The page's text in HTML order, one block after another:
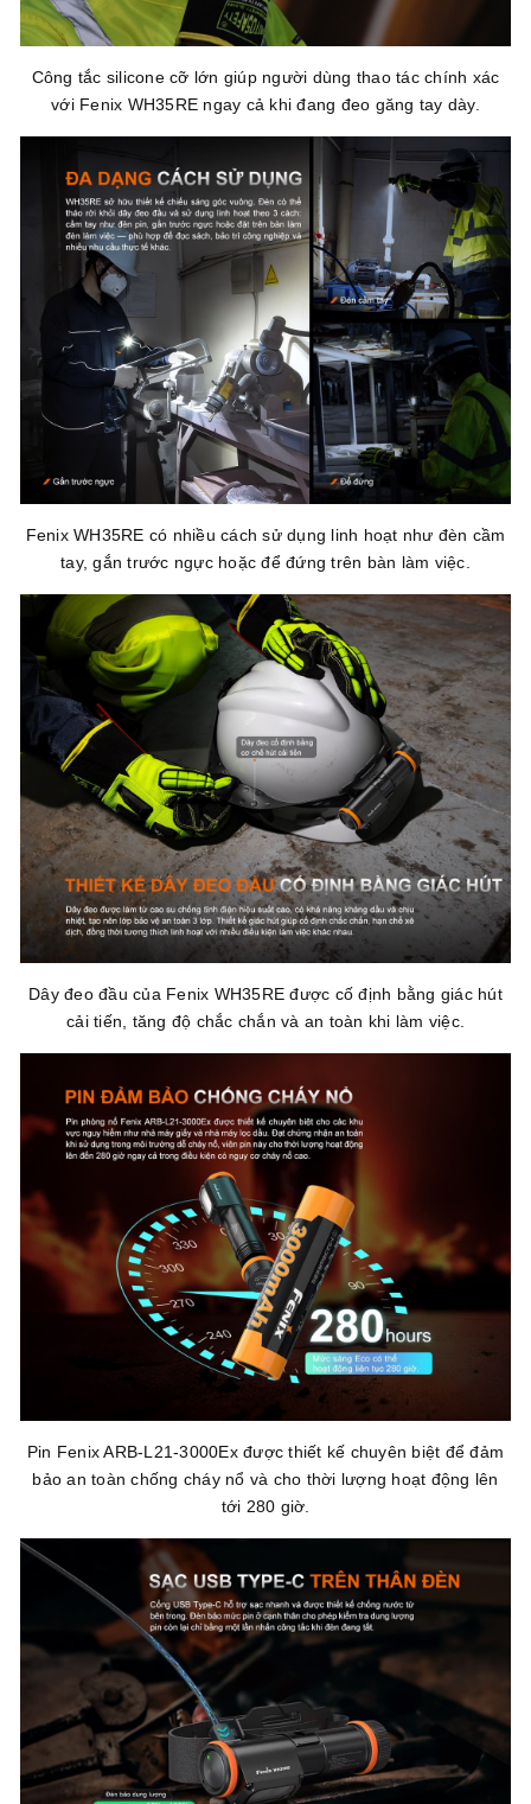
Công tắc silicone cỡ lớn giúp người dùng thao tác chính xác
với Fenix WH35RE ngay cả khi đang đeo găng tay dày.
Fenix WH35RE có nhiều cách sử dụng linh hoạt như đèn cầm
tay, gắn trước ngực hoặc để đứng trên bàn làm việc.
Dây đeo đầu của Fenix WH35RE được cố định bằng giác hút
cải tiến, tăng độ chắc chắn và an toàn khi làm việc.
Pin Fenix ARB-L21-3000Ex được thiết kế chuyên biệt để đảm
bảo an toàn chống cháy nổ và cho thời lượng hoạt động lên
tới 280 giờ.